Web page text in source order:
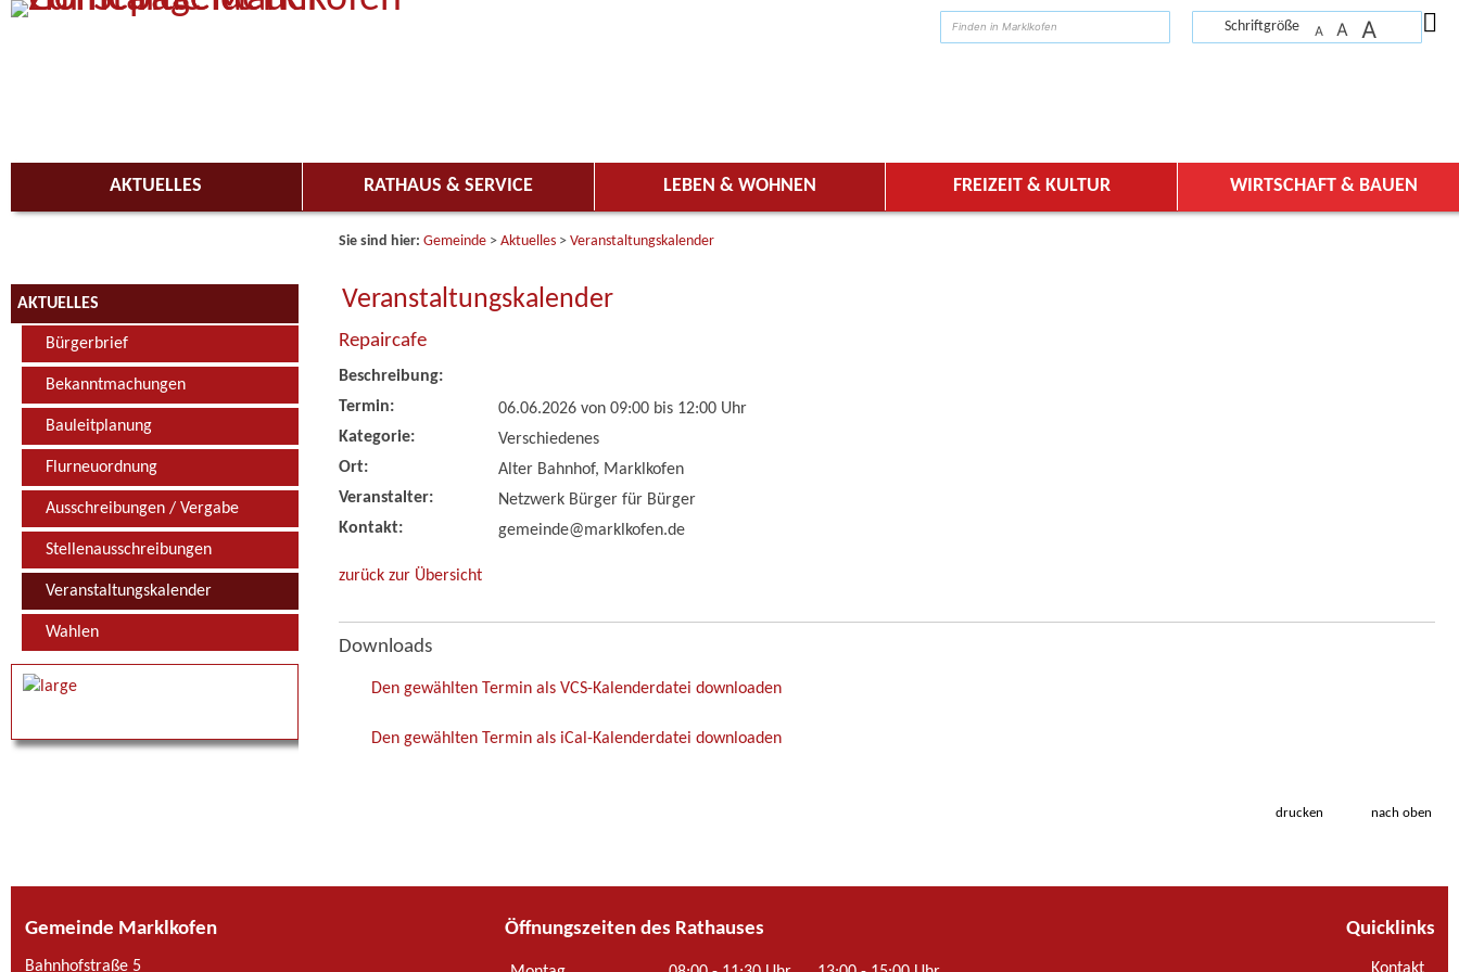
Zum Inhalt, zur Navigationoderzur Startseitespringen.
Schriftgröße A A A
AKTUELLES RATHAUS & SERVICE LEBEN & WOHNEN FREIZEIT & KULTUR WIRTSCHAFT & BAUEN
AKTUELLES
Bürgerbrief
Bekanntmachungen
Bauleitplanung
Flurneuordnung
Ausschreibungen / Vergabe
Stellenausschreibungen
Veranstaltungskalender
Wahlen
Sie sind hier: Gemeinde > Aktuelles > Veranstaltungskalender
Veranstaltungskalender
Repaircafe
Beschreibung:
Termin:
06.06.2026 von 09:00 bis 12:00 Uhr
Kategorie:
Verschiedenes
Ort:
Alter Bahnhof, Marklkofen
Veranstalter:
Netzwerk Bürger für Bürger
Kontakt:
gemeinde@marklkofen.de
zurück zur Übersicht
Downloads
Den gewählten Termin als VCS-Kalenderdatei downloaden
Den gewählten Termin als iCal-Kalenderdatei downloaden
drucken nach oben
Gemeinde Marklkofen
Bahnhofstraße 5
Öffnungszeiten des Rathauses Quicklinks